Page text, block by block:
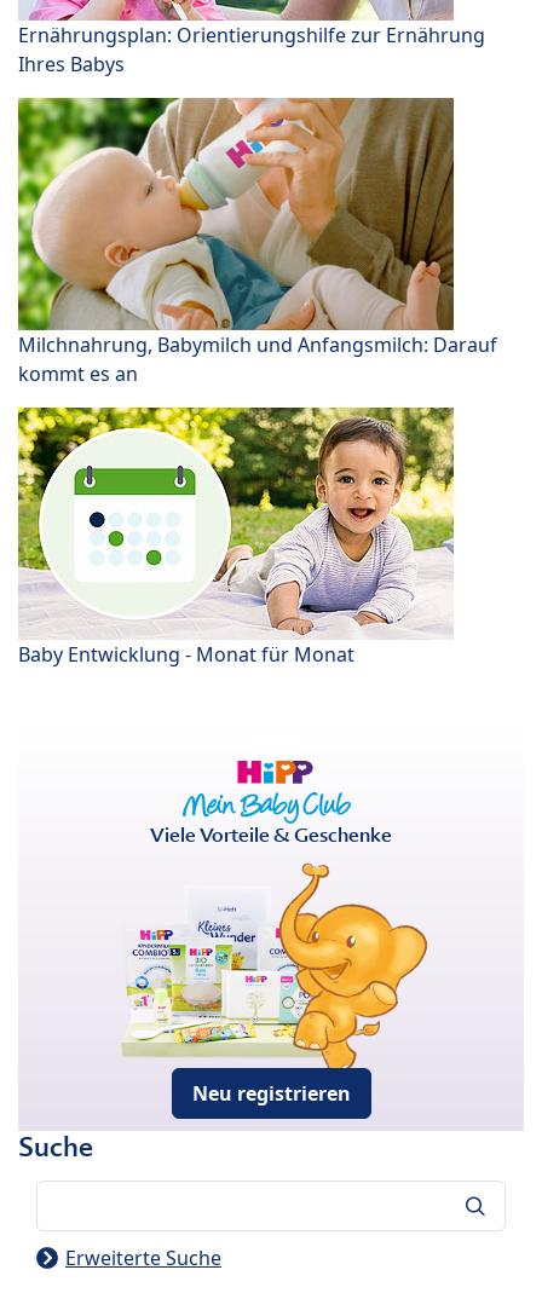
Ernährungsplan: Orientierungshilfe zur Ernährung
Ihres Babys
Milchnahrung, Babymilch und Anfangsmilch: Darauf
kommt es an
Baby Entwicklung - Monat für Monat
Viele Vorteile & Geschenke
Neu registrieren
Suche
Erweiterte Suche